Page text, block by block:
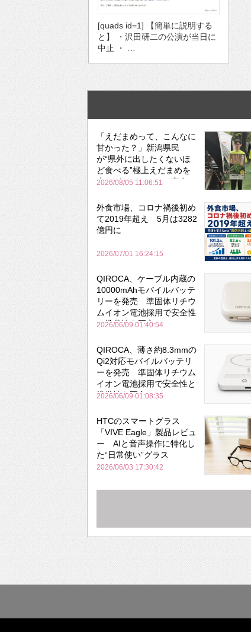
[quads id=1] 【簡単に説明する
と】 ・沢田研二の公演が当日に
中止 ・ …
「えだまめって、こんなに
甘かった？」新潟県民
が“県外に出したくないほ
ど食べる”極上えだまめを
森のビアガーデンで実食
2026/08/05 11:06:51
外食市場、コロナ禍後初め
て2019年超え 5月は3282
億円に
2026/07/01 16:24:15
QIROCA、ケーブル内蔵の
10000mAhモバイルバッテ
リーを発売 準固体リチウ
ムイオン電池採用で安全性
と携帯性を両立
2026/06/09 01:40:54
QIROCA、薄さ約8.3mmの
Qi2対応モバイルバッテリ
ーを発売 準固体リチウム
イオン電池採用で安全性と
携帯性を両立
2026/06/09 01:08:35
HTCのスマートグラス
「VIVE Eagle」製品レビュ
ー AIと音声操作に特化し
た“日常使い”グラス
2026/06/03 17:30:42